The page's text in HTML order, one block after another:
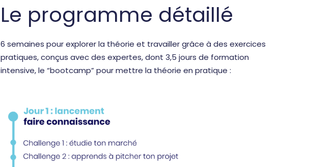
Le programme détaillé
6 semaines pour explorer la théorie et travailler grâce à des exercices
pratiques, conçus avec des expertes, dont 3,5 jours de formation
intensive, le “bootcamp” pour mettre la théorie en pratique :